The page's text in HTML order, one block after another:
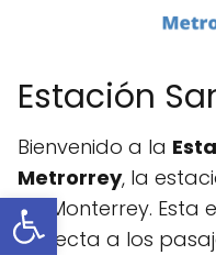
Abrir barra de herramientas
Estación
Bienvenido a la
Metrorrey, la
de Monterrey. Esta
conecta a los